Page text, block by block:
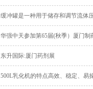
缓冲罐是一种用于储存和调节流体
华强中天参加第65届(秋季）厦门制
东升国际:厦门药剂展
500L乳化机的特点高效、稳定、易